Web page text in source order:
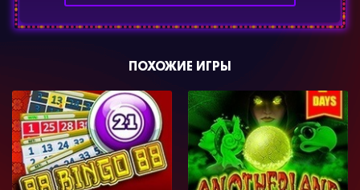
ПОХОЖИЕ ИГРЫ